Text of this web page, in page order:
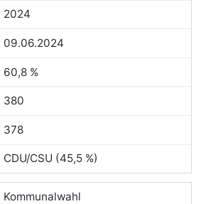
2024
09.06.2024
60,8 %
380
378
CDU/CSU (45,5 %)
Kommunalwahl